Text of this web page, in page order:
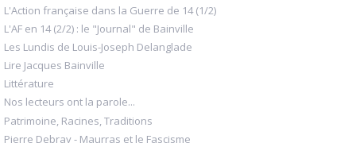
L'Action française dans la Guerre de 14 (1/2)
L'AF en 14 (2/2) : le "Journal" de Bainville
Les Lundis de Louis-Joseph Delanglade
Lire Jacques Bainville
Littérature
Nos lecteurs ont la parole...
Patrimoine, Racines, Traditions
Pierre Debray - Maurras et le Fascisme